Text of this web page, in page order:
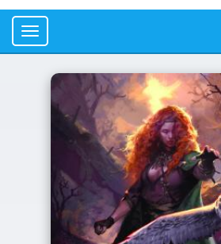
Toggle
navigation